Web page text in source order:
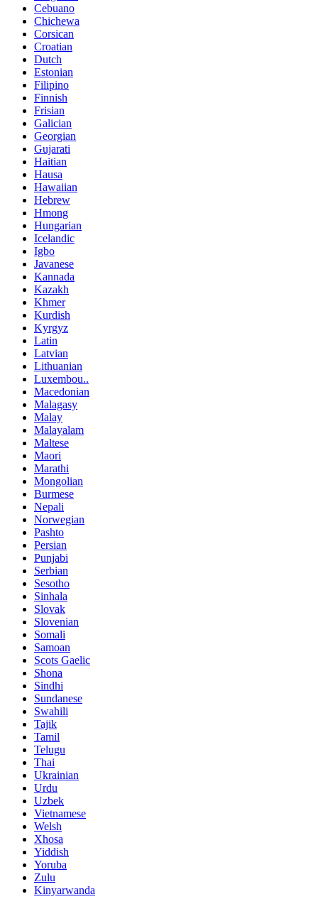
Cebuano
Chichewa
Corsican
Croatian
Dutch
Estonian
Filipino
Finnish
Frisian
Galician
Georgian
Gujarati
Haitian
Hausa
Hawaiian
Hebrew
Hmong
Hungarian
Icelandic
Igbo
Javanese
Kannada
Kazakh
Khmer
Kurdish
Kyrgyz
Latin
Latvian
Lithuanian
Luxembou..
Macedonian
Malagasy
Malay
Malayalam
Maltese
Maori
Marathi
Mongolian
Burmese
Nepali
Norwegian
Pashto
Persian
Punjabi
Serbian
Sesotho
Sinhala
Slovak
Slovenian
Somali
Samoan
Scots Gaelic
Shona
Sindhi
Sundanese
Swahili
Tajik
Tamil
Telugu
Thai
Ukrainian
Urdu
Uzbek
Vietnamese
Welsh
Xhosa
Yiddish
Yoruba
Zulu
Kinyarwanda